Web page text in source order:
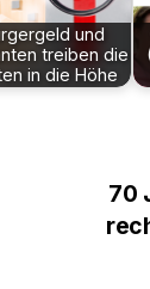
und
treiben die
in die Höhe
70